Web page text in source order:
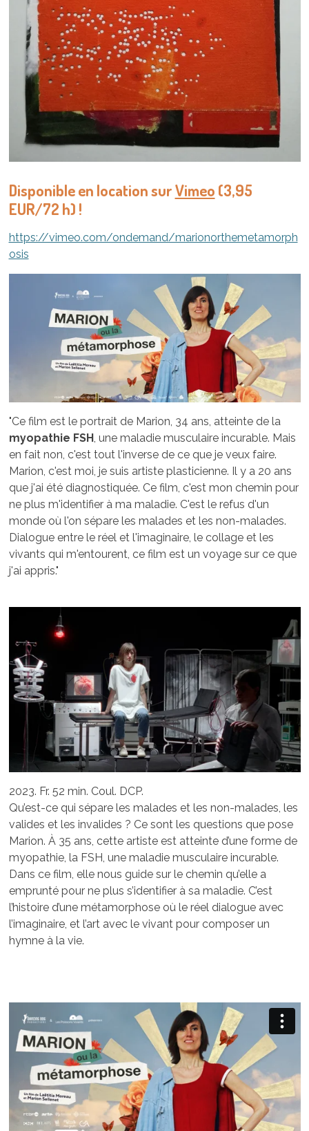
Disponible en location surVimeo (3,95
EUR/72 h) !
https://vimeo.com/ondemand/marionorthemetamorph
osis
"Ce film est le portrait de Marion, 34 ans, atteinte de la
myopathie FSH, une maladie musculaire incurable. Mais
en fait non, c'est tout l'inverse de ce que je veux faire.
Marion, c'est moi, je suis artiste plasticienne. Il y a 20 ans
que j'ai été diagnostiquée. Ce film, c'est mon chemin pour
ne plus m'identifier à ma maladie. C'est le refus d'un
monde où l'on sépare les malades et les non-malades.
Dialogue entre le réel et l'imaginaire, le collage et les
vivants qui m'entourent, ce film est un voyage sur ce que
j'ai appris."
2023. Fr. 52 min. Coul. DCP.
Qu’est-ce qui sépare les malades et les non-malades, les
valides et les invalides ? Ce sont les questions que pose
Marion. À 35 ans, cette artiste est atteinte d’une forme de
myopathie, la FSH, une maladie musculaire incurable.
Dans ce film, elle nous guide sur le chemin qu’elle a
emprunté pour ne plus s’identifier à sa maladie. C’est
l’histoire d’une métamorphose où le réel dialogue avec
l’imaginaire, et l’art avec le vivant pour composer un
hymne à la vie.